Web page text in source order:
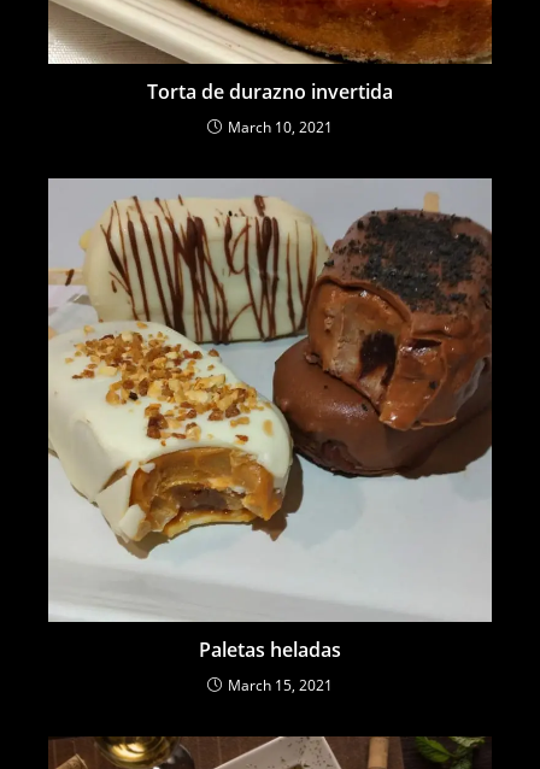
Torta de durazno invertida
March 10, 2021
Paletas heladas
March 15, 2021